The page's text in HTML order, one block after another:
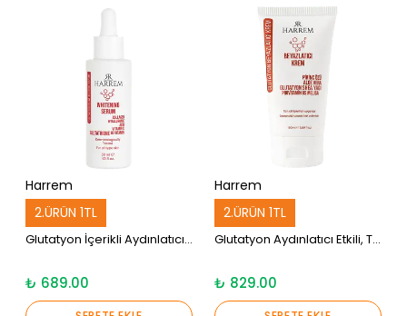
Harrem
2.ÜRÜN 1TL
Glutatyon İçerikli Aydınlatıcı, Leke Karşıtı ve Cilt Bariyerini Destekleyici Bakım Serumu
₺ 689.00
Harrem
2.ÜRÜN 1TL
Glutatyon Aydınlatıcı Etkili, Ton Eşitleyici ve Canlandırıcı Bakım Kremi
₺ 829.00